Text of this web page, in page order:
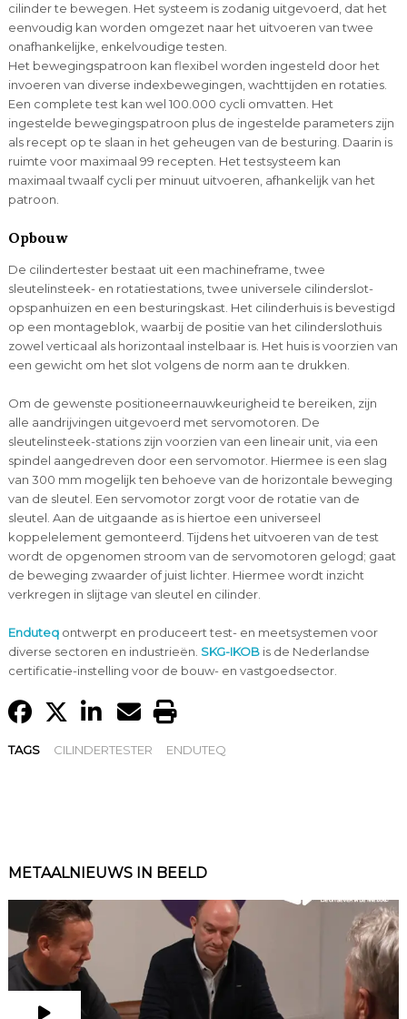
cilinder te bewegen. Het systeem is zodanig uitgevoerd, dat het
eenvoudig kan worden omgezet naar het uitvoeren van twee
onafhankelijke, enkelvoudige testen.
Het bewegingspatroon kan flexibel worden ingesteld door het
invoeren van diverse indexbewegingen, wachttijden en rotaties.
Een complete test kan wel 100.000 cycli omvatten. Het
ingestelde bewegingspatroon plus de ingestelde parameters zijn
als recept op te slaan in het geheugen van de besturing. Daarin is
ruimte voor maximaal 99 recepten. Het testsysteem kan
maximaal twaalf cycli per minuut uitvoeren, afhankelijk van het
patroon.
Opbouw
De cilindertester bestaat uit een machineframe, twee
sleutelinsteek- en rotatiestations, twee universele cilinderslot-
opspanhuizen en een besturingskast. Het cilinderhuis is bevestigd
op een montageblok, waarbij de positie van het cilinderslothuis
zowel verticaal als horizontaal instelbaar is. Het huis is voorzien van
een gewicht om het slot volgens de norm aan te drukken.
Om de gewenste positioneernauwkeurigheid te bereiken, zijn
alle aandrijvingen uitgevoerd met servomotoren. De
sleutelinsteek-stations zijn voorzien van een lineair unit, via een
spindel aangedreven door een servomotor. Hiermee is een slag
van 300 mm mogelijk ten behoeve van de horizontale beweging
van de sleutel. Een servomotor zorgt voor de rotatie van de
sleutel. Aan de uitgaande as is hiertoe een universeel
koppelelement gemonteerd. Tijdens het uitvoeren van de test
wordt de opgenomen stroom van de servomotoren gelogd; gaat
de beweging zwaarder of juist lichter. Hiermee wordt inzicht
verkregen in slijtage van sleutel en cilinder.
Enduteqontwerpt en produceert test- en meetsystemen voor
diverse sectoren en industrieën. SKG-IKOBis de Nederlandse
certificatie-instelling voor de bouw- en vastgoedsector.
TAGS CILINDERTESTER ENDUTEQ
METAALNIEUWS IN BEELD